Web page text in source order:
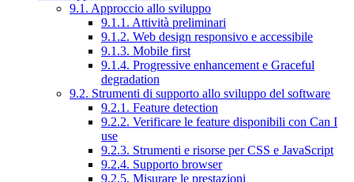
9.1. Approccio allo sviluppo
9.1.1. Attività preliminari
9.1.2. Web design responsivo e accessibile
9.1.3. Mobile first
9.1.4. Progressive enhancement e Graceful
degradation
9.2. Strumenti di supporto allo sviluppo del software
9.2.1. Feature detection
9.2.2. Verificare le feature disponibili con Can I
use
9.2.3. Strumenti e risorse per CSS e JavaScript
9.2.4. Supporto browser
9.2.5. Misurare le prestazioni